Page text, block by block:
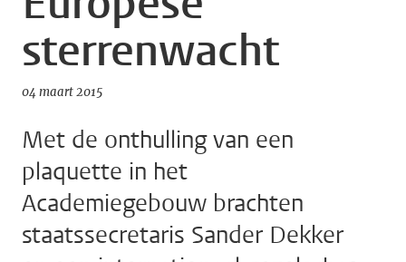
sterrenwacht
04 maart 2015
Met de onthulling van een
plaquette in het
Academiegebouw brachten
staatssecretaris Sander Dekker